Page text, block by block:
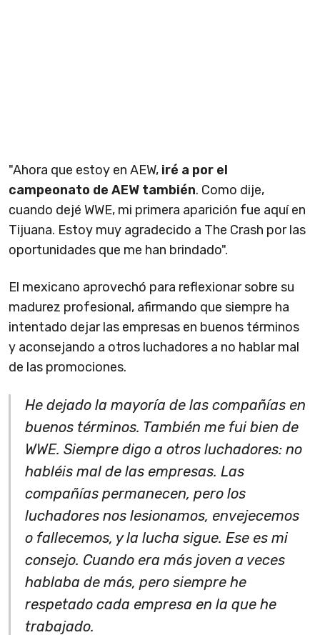
"Ahora que estoy en AEW, iré a por el
campeonato de AEW también. Como dije,
cuando dejé WWE, mi primera aparición fue aquí en
Tijuana. Estoy muy agradecido a The Crash por las
oportunidades que me han brindado".
El mexicano aprovechó para reflexionar sobre su
madurez profesional, afirmando que siempre ha
intentado dejar las empresas en buenos términos
y aconsejando a otros luchadores a no hablar mal
de las promociones.
He dejado la mayoría de las compañías en
buenos términos. También me fui bien de
WWE. Siempre digo a otros luchadores: no
habléis mal de las empresas. Las
compañías permanecen, pero los
luchadores nos lesionamos, envejecemos
o fallecemos, y la lucha sigue. Ese es mi
consejo. Cuando era más joven a veces
hablaba de más, pero siempre he
respetado cada empresa en la que he
trabajado.